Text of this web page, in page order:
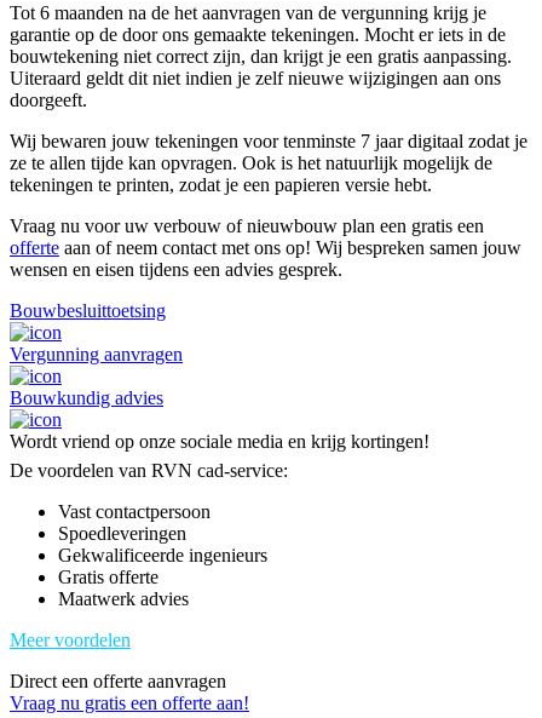
Tot 6 maanden na de het aanvragen van de vergunning krijg je
garantie op de door ons gemaakte tekeningen. Mocht er iets in de
bouwtekening niet correct zijn, dan krijgt je een gratis aanpassing.
Uiteraard geldt dit niet indien je zelf nieuwe wijzigingen aan ons
doorgeeft.
Wij bewaren jouw tekeningen voor tenminste 7 jaar digitaal zodat je
ze te allen tijde kan opvragen. Ook is het natuurlijk mogelijk de
tekeningen te printen, zodat je een papieren versie hebt.
Vraag nu voor uw verbouw of nieuwbouw plan een gratis een
offerte aan of neem contact met ons op! Wij bespreken samen jouw
wensen en eisen tijdens een advies gesprek.
Bouwbesluittoetsing
Vergunning aanvragen
Bouwkundig advies
Wordt vriend op onze sociale media en krijg kortingen!
De voordelen van RVN cad-service:
Vast contactpersoon
Spoedleveringen
Gekwalificeerde ingenieurs
Gratis offerte
Maatwerk advies
Meer voordelen
Direct een offerte aanvragen
Vraag nu gratis een offerte aan!